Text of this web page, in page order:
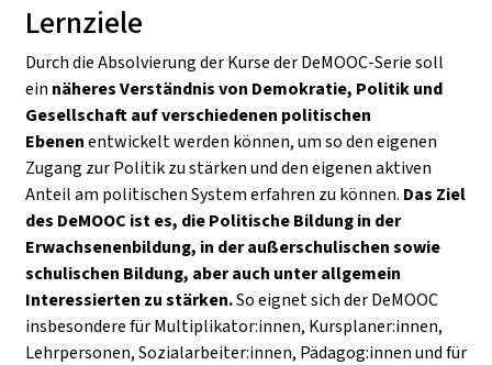
Lernziele
Durch die Absolvierung der Kurse der DeMOOC-Serie soll
ein näheres Verständnis von Demokratie, Politik und
Gesellschaft auf verschiedenen politischen
Ebenenentwickelt werden können, um so den eigenen
Zugang zur Politik zu stärken und den eigenen aktiven
Anteil am politischen System erfahren zu können. Das Ziel
des DeMOOC ist es, die Politische Bildung in der
Erwachsenenbildung, in der außerschulischen sowie
schulischen Bildung, aber auch unter allgemein
Interessierten zu stärken.So eignet sich der DeMOOC
insbesondere für Multiplikator:innen, Kursplaner:innen,
Lehrpersonen, Sozialarbeiter:innen, Pädagog:innen und für